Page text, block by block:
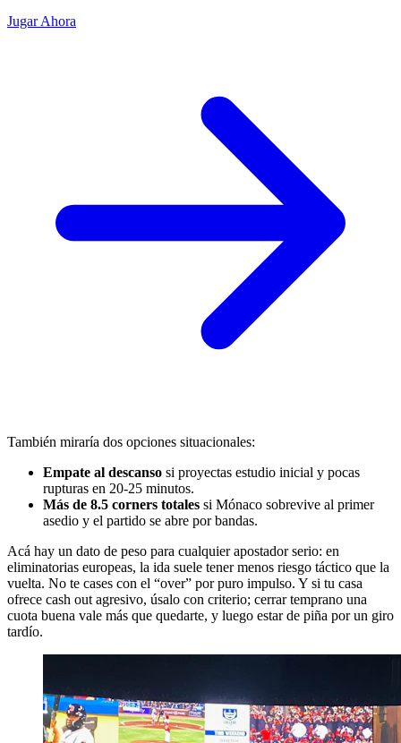
Jugar Ahora
También miraría dos opciones situacionales:
Empate al descanso si proyectas estudio inicial y pocas
rupturas en 20-25 minutos.
Más de 8.5 corners totales si Mónaco sobrevive al primer
asedio y el partido se abre por bandas.
Acá hay un dato de peso para cualquier apostador serio: en
eliminatorias europeas, la ida suele tener menos riesgo táctico que la
vuelta. No te cases con el “over” por puro impulso. Y si tu casa
ofrece cash out agresivo, úsalo con criterio; cerrar temprano una
cuota buena vale más que quedarte, y luego estar de piña por un giro
tardío.